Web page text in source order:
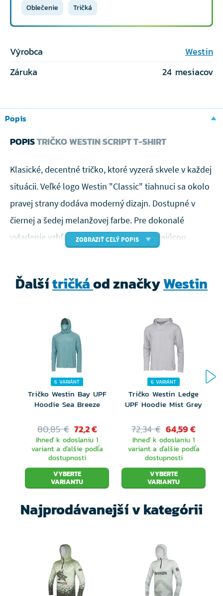
Oblečenie Tričká
Výrobca
Westin
Záruka
24 mesiacov
Popis
POPISTRIČKO WESTIN SCRIPT T-SHIRT
Klasické, decentné tričko, ktoré vyzerá skvele v každej
situácii. Veľké logo Westin "Classic" tiahnuci sa okolo
pravej strany dodáva moderný dizajn. Dostupné v
čiernej a šedej melanžovej farbe. Pre dokonalé
vyladenie vzhľadu spárujte so zodpovedajúcou
73% bavlna / 27% polyester
Chladivá tkanina
Antibakteriálne
Pre zobrazenie tabuľky veľkostí kliknite sem
ZOBRAZIŤ CELÝ POPIS
Ďalšítričkáod značkyWestin
6 VARIÁNT
Tričko Westin Bay UPF
Hoodie Sea Breeze
80,85 € 72,2 €
Ihneď k odoslaniu 1
variant a ďalšie podľa
dostupnosti
VYBERTE
VARIANTU
6 VARIÁNT
Tričko Westin Ledge
UPF Hoodie Mist Grey
72,34 € 64,59 €
Ihneď k odoslaniu 1
variant a ďalšie podľa
dostupnosti
VYBERTE
VARIANTU
Najprodávanejší v kategórii